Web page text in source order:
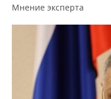
Мнение эксперта